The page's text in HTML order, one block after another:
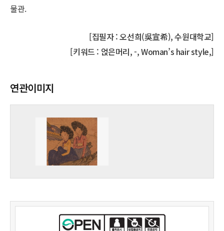
물관.
[집필자 : 오선희(吳宣希), 수원대학교]
[키워드 : 얹은머리, -, Woman’s hair style,]
연관이미지